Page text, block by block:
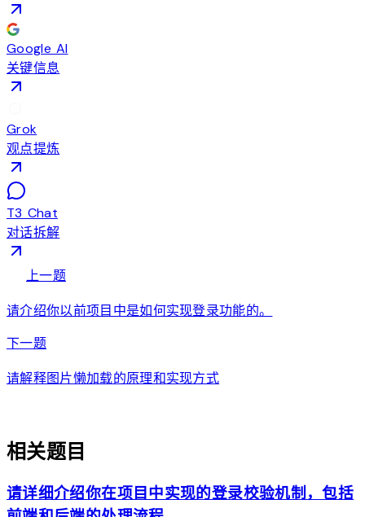
Google AI
关键信息
Grok
观点提炼
T3 Chat
对话拆解
上一题
请介绍你以前项目中是如何实现登录功能的。
下一题arrow_forward
请解释图片懒加载的原理和实现方式
相关题目
请详细介绍你在项目中实现的登录校验机制，包括